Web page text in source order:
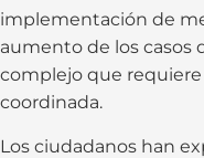
implementación de
aumento de los casos
complejo que
coordinada.
Los ciudadanos han